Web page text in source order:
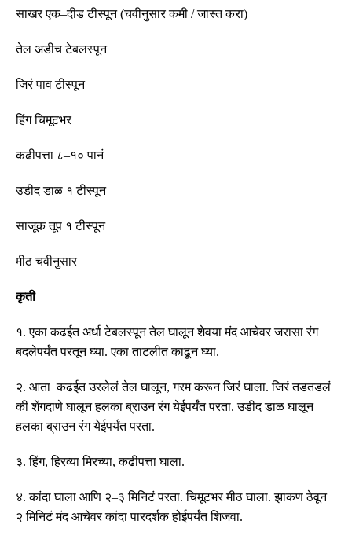
साखर एक–दीडटीस्पून (चवीनुसार कमी /जास्त करा)
तेल अडीच टेबलस्पून
जिरं पावटीस्पून
हिंग चिमूटभर
कढीपत्ता ८–१० पानं
उडीद डाळ १टीस्पून
साजूक तूप १टीस्पून
मीठ चवीनुसार
कृती
१.एका कढईत अर्धा टेबलस्पून तेल घालून शेवया मंद आचेवर जरासा रंग
बदलेपर्यंत परतून घ्या.एका ताटलीत काढून घ्या.
२. आता कढईत उरलेलं तेल घालून, गरम करून जिरं घाला.जिरं तडतडलं
की शेंगदाणे घालून हलका ब्राउन रंग येईपर्यंत परता.उडीद डाळ घालून
हलका ब्राउन रंग येईपर्यंत परता.
३.हिंग,हिरव्या मिरच्या,कढीपत्ता घाला.
४.कांदा घाला आणि २–३ मिनिटं परता.चिमूटभर मीठ घाला.झाकण ठेवून
२ मिनिटं मंद आचेवर कांदा पारदर्शक होईपर्यंत शिजवा.